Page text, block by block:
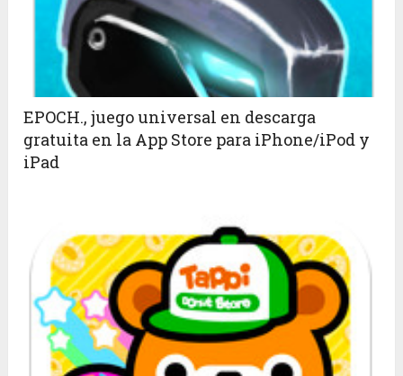
EPOCH., juego universal en descarga
gratuita en la App Store para iPhone/iPod y
iPad